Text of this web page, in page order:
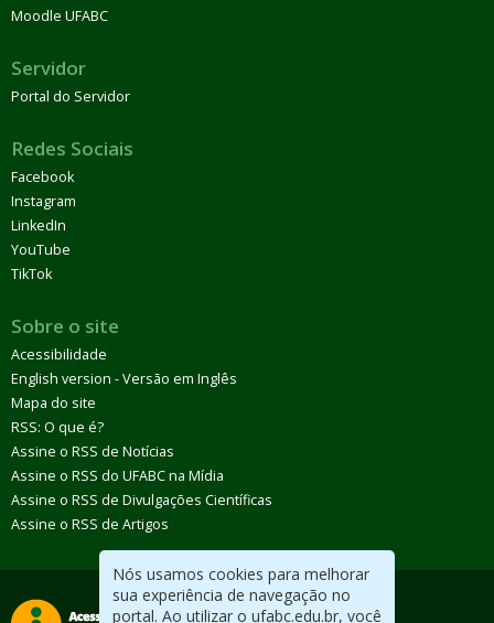
Nós usamos cookies para melhorar
sua experiência de navegação no
portal. Ao utilizar o ufabc.edu.br, você
Moodle UFABC
Servidor
Portal do Servidor
Redes Sociais
Facebook
Instagram
LinkedIn
YouTube
TikTok
Sobre o site
Acessibilidade
English version - Versão em Inglês
Mapa do site
RSS: O que é?
Assine o RSS de Notícias
Assine o RSS do UFABC na Mídia
Assine o RSS de Divulgações Científicas
Assine o RSS de Artigos